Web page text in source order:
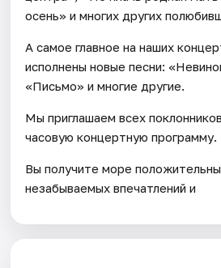
осень» и многих других
А самое главное на наших
исполнены новые песни:
«Письмо» и многие другие.
Мы приглашаем всех
часовую концертную программу.
Вы получите море
незабываемых впечатлений и